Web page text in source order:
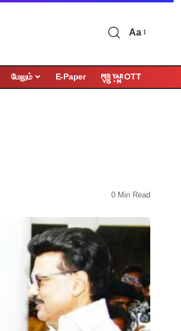
Aa
மேலும் E-Paper OTT
0 Min Read